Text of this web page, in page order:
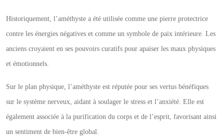
Historiquement, l’améthyste a été utilisée comme une pierre protectrice
contre les énergies négatives et comme un symbole de paix intérieure. Les
anciens croyaient en ses pouvoirs curatifs pour apaiser les maux physiques
et émotionnels.
Sur le plan physique, l’améthyste est réputée pour ses vertus bénéfiques
sur le système nerveux, aidant à soulager le stress et l’anxiété. Elle est
également associée à la purification du corps et de l’esprit, favorisant ainsi
un sentiment de bien-être global.